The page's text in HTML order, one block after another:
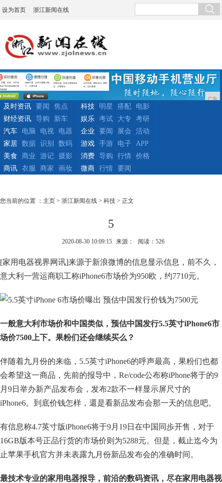
设为首页 浙江新闻在线
广告
及时资讯 要闻
焦点
财经资讯
导购 新车
科技 明星 搭配
电影
娱乐
考试 大专
考研
汽车
电脑 电视
电器
家居
数据 识别 数码
企业 要闻 展会
活动
游戏
手游 电子
APP
美食
商业 游记
摄影
商讯
衣服 商家 画妆
消费 导购 行情
价格
微商
行情 要闻
您当前的位置 ： 主页 > 浙江新闻在线 > 科技 > 正文
5
2020-08-30 10:09:15 来源： 阅读：526
[家用电器视界网讯]来源于新浪微博的信息显示信息，前不久，
意大利一营运商职工称iPhone6市场价为950欧，约7710元。
一般意大利市场价和中国类似，预估中国发行5.5英寸iPhone6市
场价7500上下。果粉们还会继续买么？
伴随着九月份的来临，5.5英寸iPhone6的呼声最高，果粉们也都
会希望这一商品，先前的报导中，Re/code公布称iPhone将于的9
月9日举办新产品发布会，发布2款不一样显示屏尺寸的
iPhone6。到底价钱怎样，還是看新品发布会那一天的信息吧。
有信息称4.7英寸版iPhone6将于9月19日在中国同歩开售，对于
16GB版本号正品行货的市场价则为5288元。但是，截止迄今为
止苹果手机官方并未表露九月份新品发布会的准确时间。
最技术专业的家用电器报导，前沿的数码资讯，尽在家用电器视